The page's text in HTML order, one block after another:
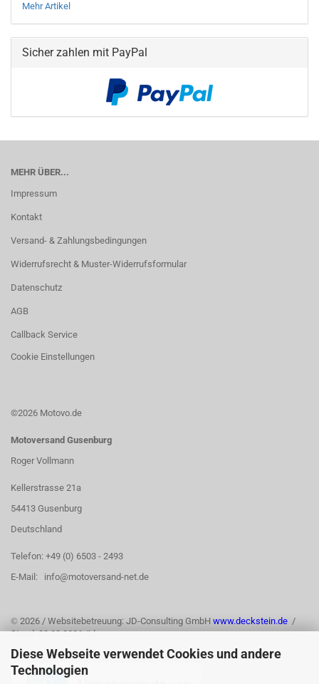
Diese Webseite verwendet Cookies und andere
Technologien
Mehr Artikel
Sicher zahlen mit PayPal
MEHR ÜBER...
Impressum
Kontakt
Versand- & Zahlungsbedingungen
Widerrufsrecht & Muster-Widerrufsformular
Datenschutz
AGB
Callback Service
Cookie Einstellungen
©2026 Motovo.de
Motoversand Gusenburg
Roger Vollmann
Kellerstrasse 21a
54413 Gusenburg
Deutschland
Telefon: +49 (0) 6503 - 2493
E-Mail: info@motoversand-net.de
© 2026 / Websitebetreuung: JD-Consulting GmbH www.deckstein.de /
Stand: 03.08.2026 /jd